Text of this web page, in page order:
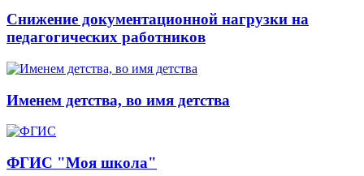
Снижение документационной нагрузки на
педагогических работников
Именем детства, во имя детства
ФГИС "Моя школа"